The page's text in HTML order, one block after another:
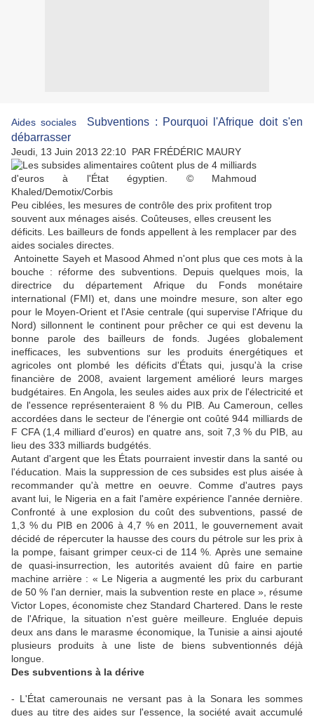
Aides sociales
Subventions : Pourquoi l'Afrique doit s'en
débarrasser
Jeudi, 13 Juin 2013 22:10 PAR FRÉDÉRIC MAURY
Peu ciblées, les mesures de contrôle des prix profitent trop
souvent aux ménages aisés. Coûteuses, elles creusent les
déficits. Les bailleurs de fonds appellent à les remplacer par des
aides sociales directes.
Antoinette Sayeh et Masood Ahmed n'ont plus que ces mots à la
bouche : réforme des subventions. Depuis quelques mois, la
directrice du département Afrique du Fonds monétaire
international (FMI) et, dans une moindre mesure, son alter ego
pour le Moyen-Orient et l'Asie centrale (qui supervise l'Afrique du
Nord) sillonnent le continent pour prêcher ce qui est devenu la
bonne parole des bailleurs de fonds. Jugées globalement
inefficaces, les subventions sur les produits énergétiques et
agricoles ont plombé les déficits d'États qui, jusqu'à la crise
financière de 2008, avaient largement amélioré leurs marges
budgétaires. En Angola, les seules aides aux prix de l'électricité et
de l'essence représenteraient 8 % du PIB. Au Cameroun, celles
accordées dans le secteur de l'énergie ont coûté 944 milliards de
F CFA (1,4 milliard d'euros) en quatre ans, soit 7,3 % du PIB, au
lieu des 333 milliards budgétés.
Autant d'argent que les États pourraient investir dans la santé ou
l'éducation. Mais la suppression de ces subsides est plus aisée à
recommander qu'à mettre en oeuvre. Comme d'autres pays
avant lui, le Nigeria en a fait l'amère expérience l'année dernière.
Confronté à une explosion du coût des subventions, passé de
1,3 % du PIB en 2006 à 4,7 % en 2011, le gouvernement avait
décidé de répercuter la hausse des cours du pétrole sur les prix à
la pompe, faisant grimper ceux-ci de 114 %. Après une semaine
de quasi-insurrection, les autorités avaient dû faire en partie
machine arrière : « Le Nigeria a augmenté les prix du carburant
de 50 % l'an dernier, mais la subvention reste en place », résume
Victor Lopes, économiste chez Standard Chartered. Dans le reste
de l'Afrique, la situation n'est guère meilleure. Engluée depuis
deux ans dans le marasme économique, la Tunisie a ainsi ajouté
plusieurs produits à une liste de biens subventionnés déjà
longue.
Des subventions à la dérive
- L'État camerounais ne versant pas à la Sonara les sommes
dues au titre des aides sur l'essence, la société avait accumulé